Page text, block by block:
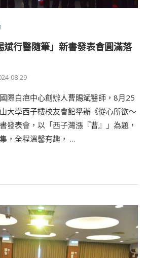
斌行醫隨筆」新書發表會圓滿落
08-29
際白疤中心創辦人曹賜斌醫師，8月25
大學西子樓校友會館舉辦《從心所欲～
發表會，以「西子灣漲『曹』」為題，
，全程溫馨有趣， …